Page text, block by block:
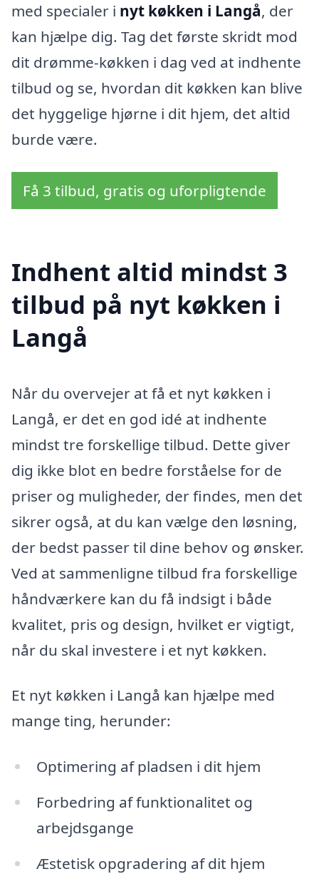
med specialer i nyt køkken i Langå, der
kan hjælpe dig. Tag det første skridt mod
dit drømme-køkken i dag ved at indhente
tilbud og se, hvordan dit køkken kan blive
det hyggelige hjørne i dit hjem, det altid
burde være.
Få 3 tilbud, gratis og uforpligtende
Indhent altid mindst 3
tilbud på nyt køkken i
Langå
Når du overvejer at få et nyt køkken i
Langå, er det en god idé at indhente
mindst tre forskellige tilbud. Dette giver
dig ikke blot en bedre forståelse for de
priser og muligheder, der findes, men det
sikrer også, at du kan vælge den løsning,
der bedst passer til dine behov og ønsker.
Ved at sammenligne tilbud fra forskellige
håndværkere kan du få indsigt i både
kvalitet, pris og design, hvilket er vigtigt,
når du skal investere i et nyt køkken.
Et nyt køkken i Langå kan hjælpe med
mange ting, herunder:
Optimering af pladsen i dit hjem
Forbedring af funktionalitet og
arbejdsgange
Æstetisk opgradering af dit hjem